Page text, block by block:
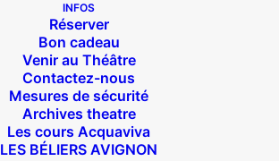
INFOS
Réserver
Bon cadeau
Venir au Théâtre
Contactez-nous
Mesures de sécurité
Archives theatre
Les cours Acquaviva
LES BÉLIERS AVIGNON